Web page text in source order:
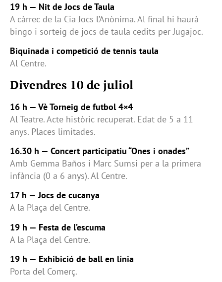
19 h — Nit de Jocs de Taula
A càrrec de la Cia Jocs l’Anònima. Al final hi haurà
bingo i sorteig de jocs de taula cedits per Jugajoc.
Biquinada i competició de tennis taula
Al Centre.
Divendres 10 de juliol
16 h — Vè Torneig de futbol 4×4
Al Teatre. Acte històric recuperat. Edat de 5 a 11
anys. Places limitades.
16.30 h — Concert participatiu “Ones i onades”
Amb Gemma Baños i Marc Sumsi per a la primera
infància (0 a 6 anys). Al Centre.
17 h — Jocs de cucanya
A la Plaça del Centre.
19 h — Festa de l’escuma
A la Plaça del Centre.
19 h — Exhibició de ball en línia
Porta del Comerç.